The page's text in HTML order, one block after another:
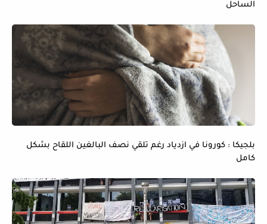
الساحل
بلجيكا : كورونا في ازدياد رغم تلقي نصف البالغين اللقاح بشكل
كامل